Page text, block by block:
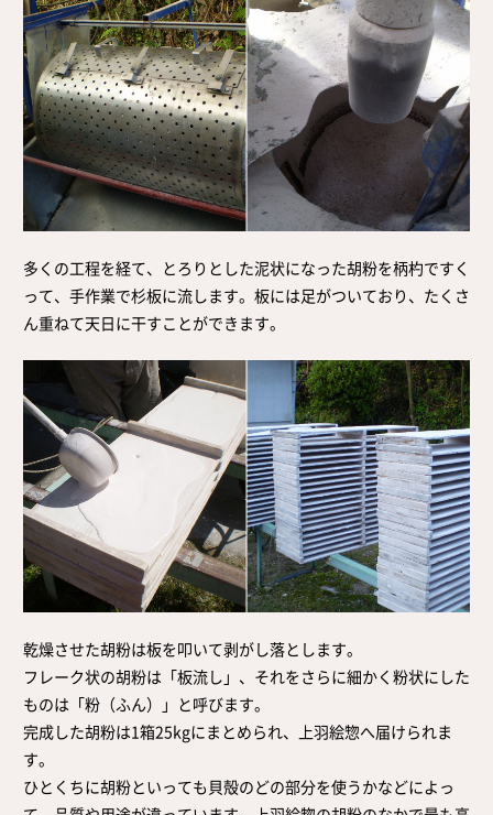
多くの工程を経て、とろりとした泥状になった胡粉を柄杓ですく
って、手作業で杉板に流します。板には足がついており、たくさ
ん重ねて天日に干すことができます。
乾燥させた胡粉は板を叩いて剥がし落とします。
フレーク状の胡粉は「板流し」、それをさらに細かく粉状にした
ものは「粉（ふん）」と呼びます。
完成した胡粉は1箱25kgにまとめられ、上羽絵惣へ届けられま
す。
ひとくちに胡粉といっても貝殻のどの部分を使うかなどによっ